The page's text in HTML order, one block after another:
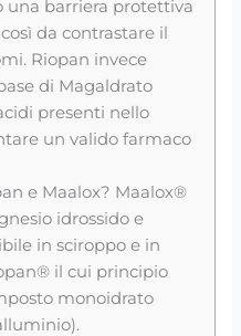
una barriera protettiva
da contrastare il
Riopan invece
di Magaldrato
presenti nello
un valido farmaco
e Maalox? Maalox®
idrossido e
in sciroppo e in
il cui principio
monoidrato